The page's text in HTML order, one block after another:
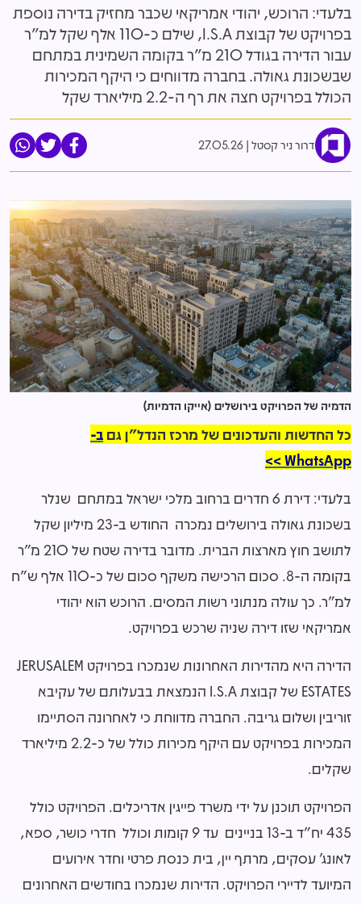
בלעדי: הרוכש, יהודי אמריקאי שכבר מחזיק בדירה נוספת
בפרויקט של קבוצת I.S.A, שילם כ-110 אלף שקל למ"ר
עבור הדירה בגודל 210 מ"ר בקומה השמינית במתחם
שבשכונת גאולה. בחברה מדווחים כי היקף המכירות
הכולל בפרויקט חצה את רף ה-2.2 מיליארד שקל
דרור ניר קסטל 27.05.26
הדמיה של הפרויקט בירושלים (אייקו הדמיות)
כל החדשות והעדכונים של מרכז הנדל"ן גם ב-
WhatsApp >>
בלעדי: דירת 6 חדרים ברחוב מלכי ישראל במתחם שנלר
בשכונת גאולה בירושלים נמכרה החודש ב-23 מיליון שקל
לתושב חוץ מארצות הברית. מדובר בדירה שטח של 210 מ"ר
בקומה ה-8. סכום הרכישה משקף סכום של כ-110 אלף ש"ח
למ"ר. כך עולה מנתוני רשות המסים. הרוכש הוא יהודי
אמריקאי שזו דירה שניה שרכש בפרויקט.
הדירה היא מהדירות האחרונות שנמכרו בפרויקט JERUSALEM
ESTATES של קבוצת I.S.A הנמצאת בבעלותם של עקיבא
זוריבין ושלום גריבה. החברה מדווחת כי לאחרונה הסתיימו
המכירות בפרויקט עם היקף מכירות כולל של כ-2.2 מיליארד
שקלים.
הפרויקט תוכנן על ידי משרד פייגין אדריכלים. הפרויקט כולל
435 יח"ד ב-13 בניינים עד 9 קומות וכולל חדרי כושר, ספא,
לאונג' עסקים, מרתף יין, בית כנסת פרטי וחדר אירועים
המיועד לדיירי הפרויקט. הדירות שנמכרו בחודשים האחרונים